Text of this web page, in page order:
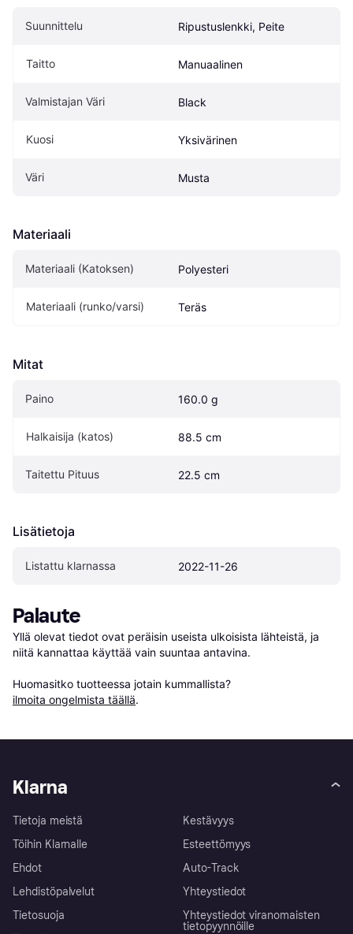
Suunnittelu Ripustuslenkki, Peite
Taitto Manuaalinen
Valmistajan Väri Black
Kuosi Yksivärinen
Väri Musta
Materiaali
Materiaali (Katoksen) Polyesteri
Materiaali (runko/varsi) Teräs
Mitat
Paino 160.0 g
Halkaisija (katos) 88.5 cm
Taitettu Pituus 22.5 cm
Lisätietoja
Listattu klarnassa 2022-11-26
Palaute
Yllä olevat tiedot ovat peräisin useista ulkoisista lähteistä, ja
niitä kannattaa käyttää vain suuntaa antavina.
Huomasitko tuotteessa jotain kummallista?
ilmoita ongelmista täällä.
Klarna
Tietoja meistä
Töihin Klarnalle
Ehdot
Lehdistöpalvelut
Tietosuoja
Kestävyys
Esteettömyys
Auto-Track
Yhteystiedot
Yhteystiedot viranomaisten
tietopyynnöille